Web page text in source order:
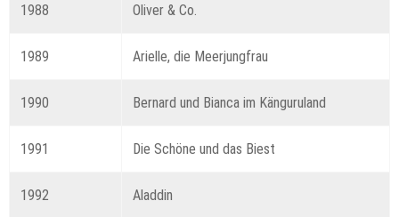
1988 Oliver & Co.
1989 Arielle, die Meerjungfrau
1990 Bernard und Bianca im Känguruland
1991 Die Schöne und das Biest
1992 Aladdin